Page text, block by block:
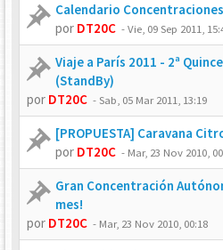
Calendario
por DT20C -Vie, 09 Sep 2011,
Viaje a París 2011 - 2ª
(StandBy)
por DT20C -Sab, 05 Mar 2011, 13:19
[PROPUESTA] Caravana
por DT20C - Mar, 23 Nov 2010,
Gran Concentración
mes!
por DT20C - Mar, 23 Nov 2010, 00:18